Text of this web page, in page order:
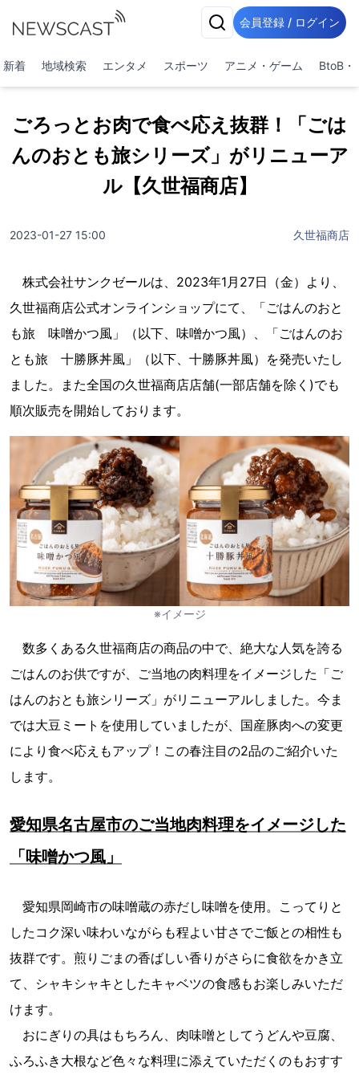
会員登録 / ログイン
新着 地域検索 エンタメ スポーツ アニメ・ゲーム BtoB・
ごろっとお肉で食べ応え抜群！「ごは
んのおとも旅シリーズ」がリニューア
ル【久世福商店】
2023-01-27 15:00 久世福商店
株式会社サンクゼールは、2023年1月27日（金）より、
久世福商店公式オンラインショップにて、「ごはんのおと
も旅 味噌かつ風」（以下、味噌かつ風）、「ごはんのお
とも旅 十勝豚丼風」（以下、十勝豚丼風）を発売いたし
ました。また全国の久世福商店店舗(一部店舗を除く)でも
順次販売を開始しております。
※イメージ
数多くある久世福商店の商品の中で、絶大な人気を誇る
ごはんのお供ですが、ご当地の肉料理をイメージした「ご
はんのおとも旅シリーズ」がリニューアルしました。今ま
では大豆ミートを使用していましたが、国産豚肉への変更
により食べ応えもアップ！この春注目の2品のご紹介いた
します。
愛知県名古屋市のご当地肉料理をイメージした
「味噌かつ風」
愛知県岡崎市の味噌蔵の赤だし味噌を使用。こってりと
したコク深い味わいながらも程よい甘さでご飯との相性も
抜群です。煎りごまの香ばしい香りがさらに食欲をかき立
て、シャキシャキとしたキャベツの食感もお楽しみいただ
けます。
おにぎりの具はもちろん、肉味噌としてうどんや豆腐、
ふろふき大根など色々な料理に添えていただくのもおすす